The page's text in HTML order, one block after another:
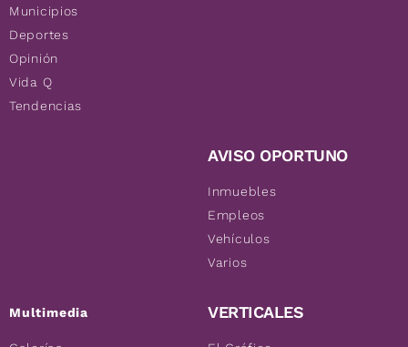
Municipios
Deportes
Opinión
Vida Q
Tendencias
Multimedia
AVISO OPORTUNO
Inmuebles
Empleos
Vehículos
Varios
VERTICALES